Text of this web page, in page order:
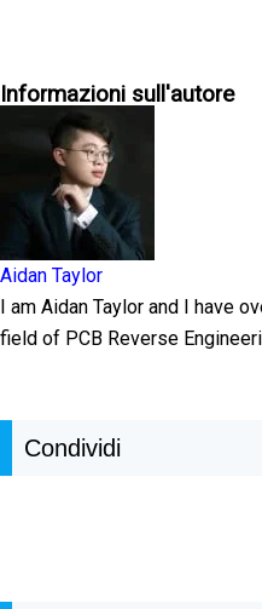
Informazioni sull'autore
Aidan Taylor
I am Aidan Taylor and I have
field of PCB Reverse
Condividi